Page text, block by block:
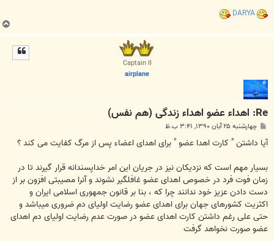
DARYA
ب
ا
Captain II
airplane
Re: اهداء عضو اهداء زندگی (هم نفس)
پ
ت
چهارشنبه ۲۵ آبان ۱۳۹۰, ۳:۴۱ ب.ظ
آيا داشتن " کارت اهدا عضو " برای اهدای اعضاء پس از مرگ کفایت می کند ؟
بسیار مهم است که نزدیکان نیز در جریان این امر خداپسندانه قرار گیرند تا در
زمان فوت فرد در خصوص اهدای عضو غافلگير نشوند و آنرا مصيبتی افزون بر از
دست دادن عزیز خود ندانند چرا که ، بنا بر قانون جمهوری اسلامی ایران و
اکثریت کشورهای جهان برای اهدای عضو رضایت اولیای دم ضروری میباشد و
حتی علی رغم داشتن کارت اهدای عضو در صورت عدم رضایت اولیای دم اهدای
عضو صورت نخواهد گرفت